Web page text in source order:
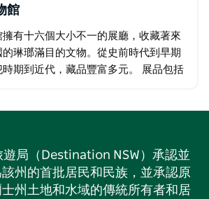
館
有十六個大小不一的展廳，收藏著來
琳瑯滿目的文物。從史前時代到早期
期到近代，藏品豐富多元。 展品包括
遊局（Destination NSW）承認並
州的首批居民和民族，並承認原
州土地和水域的傳統所有者和居